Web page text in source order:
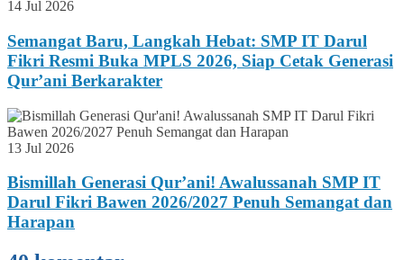
14 Jul 2026
Semangat Baru, Langkah Hebat: SMP IT Darul
Fikri Resmi Buka MPLS 2026, Siap Cetak Generasi
Qur’ani Berkarakter
13 Jul 2026
Bismillah Generasi Qur’ani! Awalussanah SMP IT
Darul Fikri Bawen 2026/2027 Penuh Semangat dan
Harapan